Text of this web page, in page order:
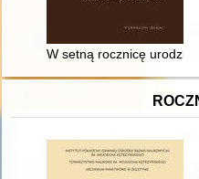
W setną rocznicę urodzin